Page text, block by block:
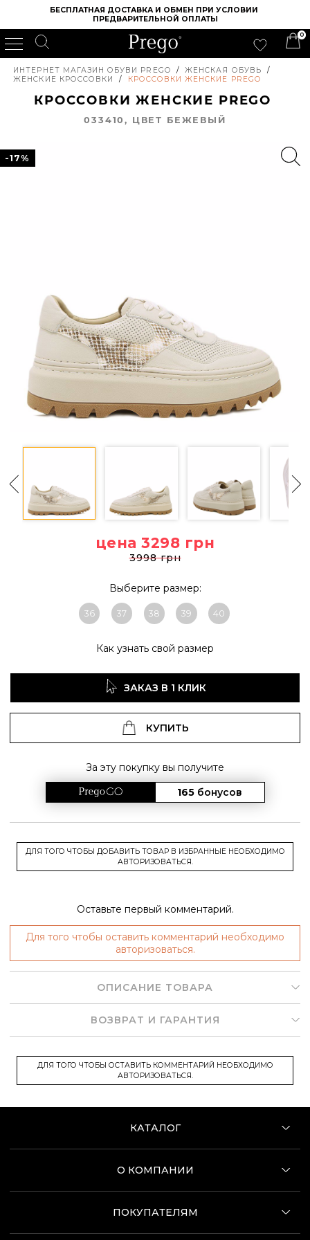
БЕСПЛАТНАЯ ДОСТАВКА И ОБМЕН ПРИ УСЛОВИИ
ПРЕДВАРИТЕЛЬНОЙ ОПЛАТЫ
0
ИНТЕРНЕТ МАГАЗИН ОБУВИ PREGO / ЖЕНСКАЯ ОБУВЬ
/
ЖЕНСКИЕ КРОССОВКИ
/ КРОССОВКИ ЖЕНСКИЕ PREGO
КРОССОВКИ ЖЕНСКИЕ PREGO
033410, ЦВЕТ БЕЖЕВЫЙ
-17%
цена 3298 грн
3998 грн
Выберите размер:
36 37 38 39 40
Как узнать свой размер
ЗАКАЗ В 1 КЛИК
КУПИТЬ
За эту покупку вы получите
165 бонусов
ДЛЯ ТОГО ЧТОБЫ ДОБАВИТЬ ТОВАР В ИЗБРАННЫЕ НЕОБХОДИМО
АВТОРИЗОВАТЬСЯ.
Оставьте первый комментарий.
Для того чтобы оставить комментарий необходимо
авторизоваться.
ОПИСАНИЕ ТОВАРА
ВОЗВРАТ И ГАРАНТИЯ
ДЛЯ ТОГО ЧТОБЫ ОСТАВИТЬ КОММЕНТАРИЙ НЕОБХОДИМО
АВТОРИЗОВАТЬСЯ.
КАТАЛОГ
О КОМПАНИИ
ПОКУПАТЕЛЯМ